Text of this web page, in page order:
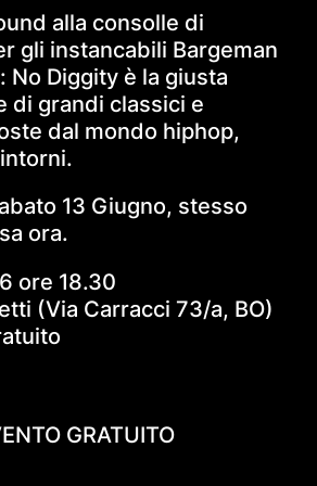
alla consolle di
gli instancabili Bargeman
No Diggity è la giusta
di grandi classici e
dal mondo hiphop,
13 Giugno, stesso
ora.
ore 18.30
(Via Carracci 73/a, BO)
GRATUITO